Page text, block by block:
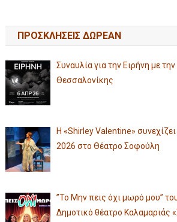
ΠΡΟΣΚΛΗΣΕΙΣ ΔΩΡΕΑΝ
Συναυλία για την Ειρήνη με
Θεσσαλονίκης
Η «Shirley Valentine» συνεχίζει
2026 στο Θέατρο Σοφούλη
”Το Μην πεις όχι μωρό μου”
Δημοτικό θέατρο Καλαμαριάς